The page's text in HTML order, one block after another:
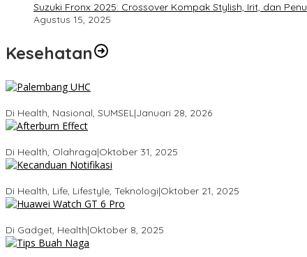
Suzuki Fronx 2025: Crossover Kompak Stylish, Irit, dan
Agustus 15, 2025
Kesehatan
Di Health, Nasional, SUMSEL|Januari 28, 2026
Di Health, Olahraga|Oktober 31, 2025
Di Health, Life, Lifestyle, Teknologi|Oktober 21, 2025
Di Gadget, Health|Oktober 8, 2025